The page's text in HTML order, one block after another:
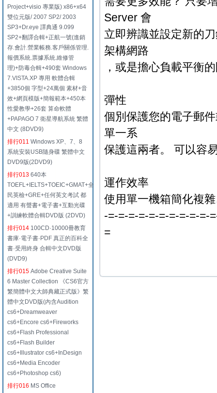
Project+visio 專業版) x86+x64
雙位元版/ 2007 SP2/ 2003
SP3+Dr.eye 譯典通 9.099
SP2+翻譯合輯+正航一號(進銷
存.會計.營業帳務.客戶關係管理.
報價系統.票據系統.維修管
理)+防毒合輯+490套 Windows
7.VISTA.XP 專用 軟體合輯
+3850個 字型+24萬個 素材+音
效+網頁模版+簡報範本+450本
性愛教學+26套 算命軟體
+PAPAGO 7 衛星導航系統 繁體
中文 (8DVD9)
排行011 Windows XP、7、8
系統安裝USB隨身碟 繁體中文
DVD9版(2DVD9)
排行013 640本
TOEFL+IELTS+TOEIC+GMAT+全
民英檢+GRE+任何英文考試 都
適用 有聲書+電子書+互動光碟
+訓練軟體合輯DVD版 (2DVD)
排行014 100CD·10000冊教育
書庫·電子書·PDF 真正的百科全
書·受用終身 合輯中文DVD版
(DVD9)
排行015 Adobe Creative Suite
6 Master Collection 《CS6官方
繁簡體中文大師典藏正式版》繁
體中文DVD版(內含Audition
cs6+Dreamweaver
cs6+Encore cs6+Fireworks
cs6+Flash Professional
cs6+Flash Builder
cs6+Illustrator cs6+InDesign
cs6+Media Encoder
cs6+Photoshop cs6)
排行016 MS Office
Server 會
立即辨識並設定新的
架構網路
，或是擔心負載平衡
彈性
個別保護您的電子郵
單一系
保護這兩者。 可以容
運作效率
使用單一機箱簡化複
-=-=-=-=-=-=-=-=-=-=-
=